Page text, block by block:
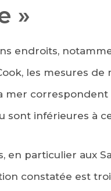
»
endroits,
les mesures de
mer correspondent
sont inférieures à
en particulier aux
constatée est